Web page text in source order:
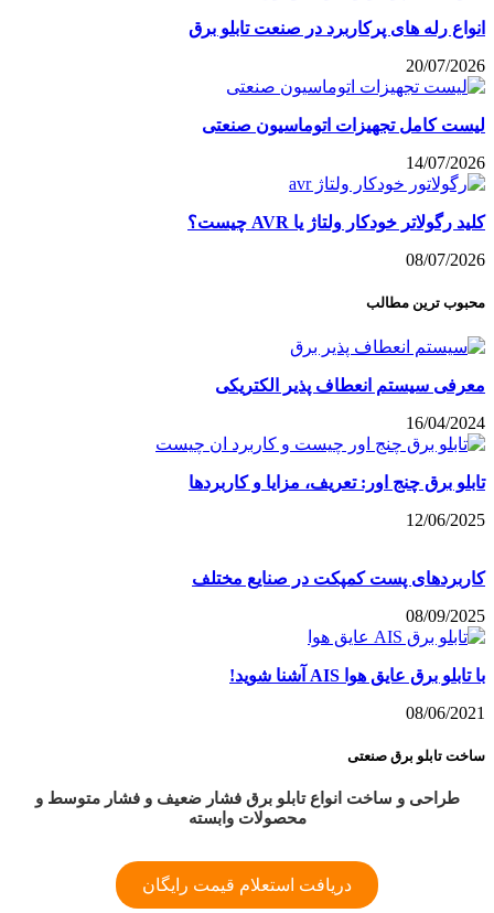
انواع رله های پرکاربرد در صنعت تابلو برق
20/07/2026
لیست کامل تجهیزات اتوماسیون صنعتی
14/07/2026
کلید رگولاتر خودکار ولتاژ یا AVR چیست؟
08/07/2026
محبوب ترین مطالب
معرفی سیستم انعطاف پذیر الکتریکی
16/04/2024
تابلو برق چنج اور: تعریف، مزایا و کاربردها
12/06/2025
کاربردهای پست کمپکت در صنایع مختلف
08/09/2025
با تابلو برق عایق هوا AIS آشنا شوید!
08/06/2021
ساخت تابلو برق صنعتی
طراحی و ساخت انواع تابلو برق فشار ضعیف و فشار متوسط و
محصولات وابسته
دریافت استعلام قیمت رایگان